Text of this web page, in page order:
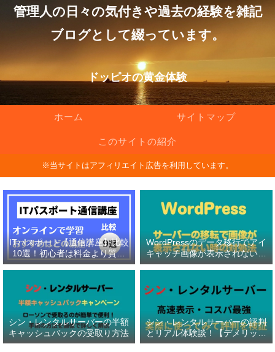
管理人の日々の気付きや過去の経験を雑記
ブログとして綴っています。
ドッピオの黄金体験
ホーム サイトマップ
このサイトの紹介
※当サイトはアフィリエイト広告を利用しています。
ITパスポート【通信講座】比較
10選！初心者は料金より質問
対応の有無を重視！
WordPressのデータ移行でアイ
キャッチ画像が表示されない原
因と対処法
シン・レンタルサーバーの半額
キャッシュバックの受取り方法
シン・レンタルサーバーの評判
とリアル体験談！【デメリット
暴露】